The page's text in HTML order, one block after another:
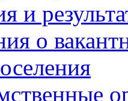
и
о